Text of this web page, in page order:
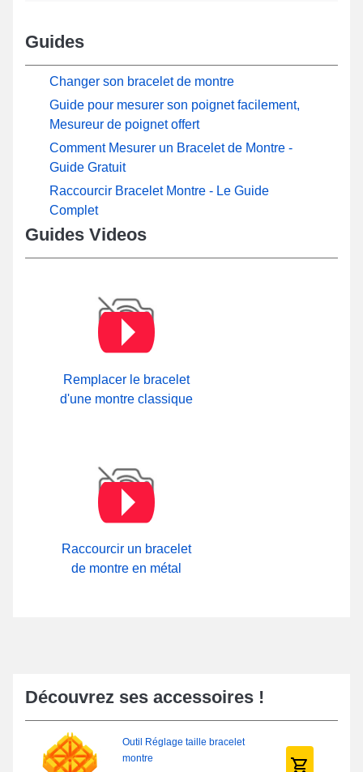
Guides
Changer son bracelet de montre
Guide pour mesurer son poignet facilement,
Mesureur de poignet offert
Comment Mesurer un Bracelet de Montre -
Guide Gratuit
Raccourcir Bracelet Montre - Le Guide
Complet
Guides Videos
Remplacer le bracelet
d'une montre classique
Raccourcir un bracelet
de montre en métal
Découvrez ses accessoires !
Outil Réglage taille bracelet
montre